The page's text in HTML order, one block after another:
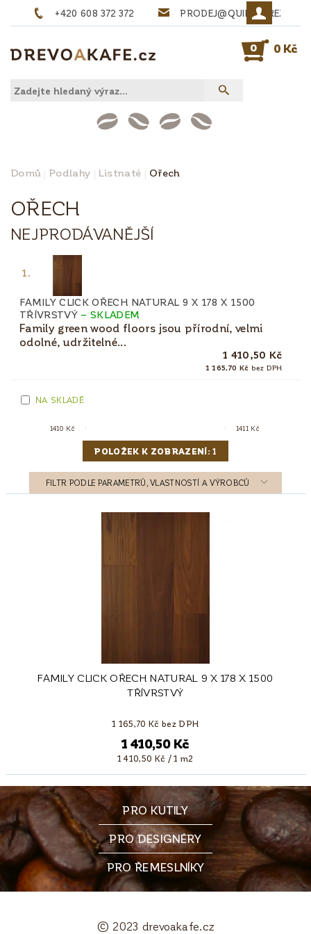
+420 608 372 372 PRODEJ@QUINTA-
0 0 Kč
Domů Podlahy Listnaté Ořech
OŘECH
NEJPRODÁVANĚJŠÍ
1.
FAMILY CLICK OŘECH NATURAL 9 X 178 X 1500
TŘÍVRSTVÝ – SKLADEM
Family green wood floors jsou přírodní, velmi
odolné, udržitelné...
1 410,50 Kč
1 165,70 Kč bez DPH
NA SKLADĚ
1410 Kč 1411 Kč
POLOŽEK K ZOBRAZENÍ:1
FILTR PODLE PARAMETRŮ, VLASTNOSTÍ A VÝROBCŮ
FAMILY CLICK OŘECH NATURAL 9 X 178 X 1500
TŘÍVRSTVÝ
1 165,70 Kč bez DPH
1 410,50 Kč
1 410,50 Kč / 1 m2
PRO KUTILY
PRO DESIGNÉRY
PRO ŘEMESLNÍKY
© 2023 drevoakafe.cz